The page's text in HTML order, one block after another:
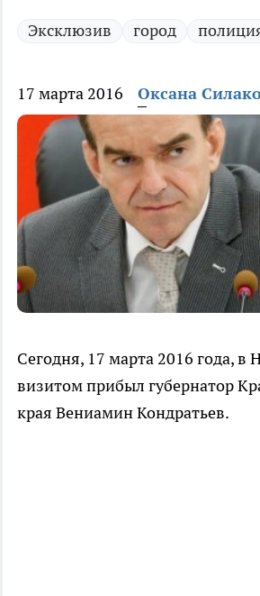
Эксклюзив город
17 марта 2016 Оксана
Сегодня, 17 марта 2016 года, в
визитом прибыл губернатор
края Вениамин Кондратьев.